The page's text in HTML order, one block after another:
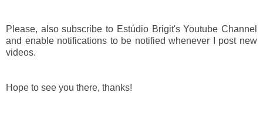
Please, also subscribe to Estúdio Brigit's Youtube Channel
and enable notifications to be notified whenever I post new
videos.
Hope to see you there, thanks!